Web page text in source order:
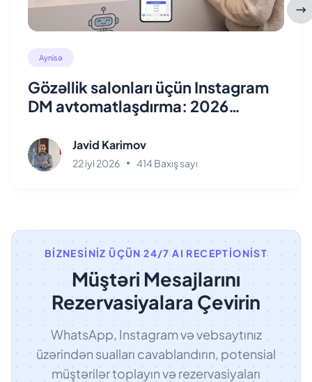
Aynisə
Gözəllik salonları üçün Instagram
DM avtomatlaşdırma: 2026
Javid Karimov
22 iyl 2026 414 Baxış sayı
BIZNESINIZ ÜÇÜN 24/7 AI RECEPTIONIST
Müştəri Mesajlarını
Rezervasiyalara Çevirin
WhatsApp, Instagram və vebsaytınız
üzərindən sualları cavablandırın, potensial
müştərilər toplayın və rezervasiyaları